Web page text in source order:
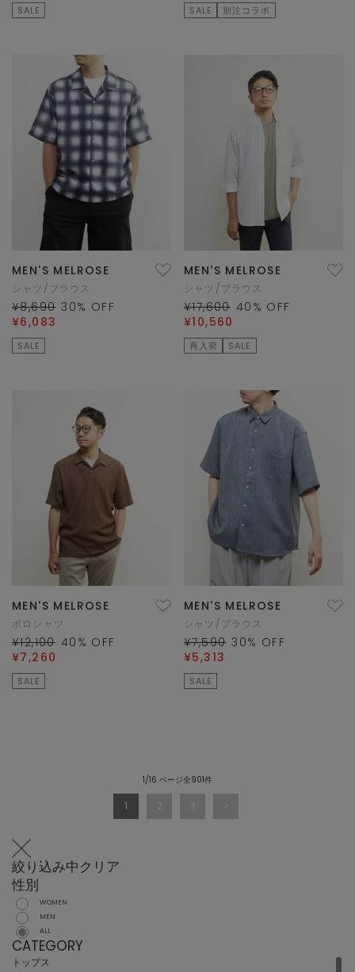
SALE SALE 別注コラボ
MEN'S MELROSE
シャツ/ブラウス
¥8,690 30% OFF
¥6,083
SALE
MEN'S MELROSE
シャツ/ブラウス
¥17,600 40 % OFF
¥10,560
再入荷 SALE
MEN'S MELROSE
ポロシャツ
¥12,100 40 % OFF
¥7,260
SALE
MEN'S MELROSE
シャツ/ブラウス
¥7,590 30% OFF
¥5,313
SALE
1/16 ページ全901件
1 2 3
絞り込み中クリア
性別
WOMEN
MEN
ALL
CATEGORY
トップス